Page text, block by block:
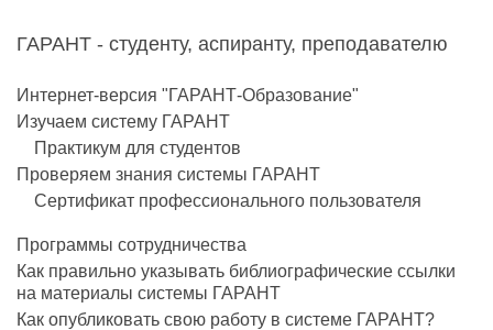
ГАРАНТ - студенту, аспиранту, преподавателю
Интернет-версия "ГАРАНТ-Образование"
Изучаем систему ГАРАНТ
Практикум для студентов
Проверяем знания системы ГАРАНТ
Сертификат профессионального пользователя
Программы сотрудничества
Как правильно указывать библиографические ссылки
на материалы системы ГАРАНТ
Как опубликовать свою работу в системе ГАРАНТ?